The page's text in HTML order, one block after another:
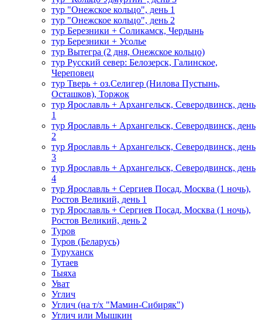
тур "Онежское кольцо", день 1
тур "Онежское кольцо", день 2
тур Березники + Соликамск, Чердынь
тур Березники + Усолье
тур Вытегра (2 дня, Онежское кольцо)
тур Русский север: Белозерск, Галинское,
Череповец
тур Тверь + оз.Селигер (Нилова Пустынь,
Осташков), Торжок
тур Ярославль + Архангельск, Северодвинск, день
1
тур Ярославль + Архангельск, Северодвинск, день
2
тур Ярославль + Архангельск, Северодвинск, день
3
тур Ярославль + Архангельск, Северодвинск, день
4
тур Ярославль + Сергиев Посад, Москва (1 ночь),
Ростов Великий, день 1
тур Ярославль + Сергиев Посад, Москва (1 ночь),
Ростов Великий, день 2
Туров
Туров (Беларусь)
Туруханск
Тутаев
Тыяха
Уват
Углич
Углич (на т/х "Мамин-Сибиряк")
Углич или Мышкин